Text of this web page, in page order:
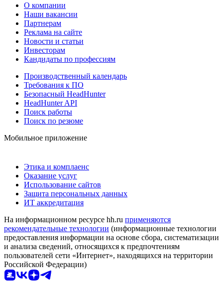
О компании
Наши вакансии
Партнерам
Реклама на сайте
Новости и статьи
Инвесторам
Кандидаты по профессиям
Производственный календарь
Требования к ПО
Безопасный HeadHunter
HeadHunter API
Поиск работы
Поиск по резюме
Мобильное приложение
Этика и комплаенс
Оказание услуг
Использование сайтов
Защита персональных данных
ИТ аккредитация
На информационном ресурсе hh.ru применяются
рекомендательные технологии (информационные технологии
предоставления информации на основе сбора, систематизации
и анализа сведений, относящихся к предпочтениям
пользователей сети «Интернет», находящихся на территории
Российской Федерации)